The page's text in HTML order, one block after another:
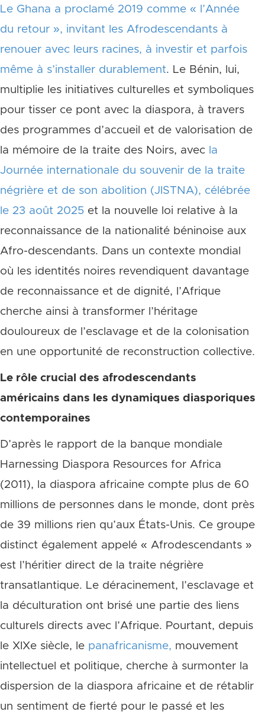
Le Ghana a proclamé 2019 comme « l’Année
du retour », invitant les Afrodescendants à
renouer avec leurs racines, à investir et parfois
même à s’installer durablement. Le Bénin, lui,
multiplie les initiatives culturelles et symboliques
pour tisser ce pont avec la diaspora, à travers
des programmes d’accueil et de valorisation de
la mémoire de la traite des Noirs, avec la
Journée internationale du souvenir de la traite
négrière et de son abolition (JISTNA), célébrée
le 23 août 2025 et la nouvelle loi relative à la
reconnaissance de la nationalité béninoise aux
Afro-descendants. Dans un contexte mondial
où les identités noires revendiquent davantage
de reconnaissance et de dignité, l’Afrique
cherche ainsi à transformer l’héritage
douloureux de l’esclavage et de la colonisation
en une opportunité de reconstruction collective.
Le rôle crucial des afrodescendants
américains dans les dynamiques diasporiques
contemporaines
D’après le rapport de la banque mondiale
Harnessing Diaspora Resources for Africa
(2011), la diaspora africaine compte plus de 60
millions de personnes dans le monde, dont près
de 39 millions rien qu’aux États-Unis. Ce groupe
distinct également appelé « Afrodescendants »
est l’héritier direct de la traite négrière
transatlantique. Le déracinement, l’esclavage et
la déculturation ont brisé une partie des liens
culturels directs avec l’Afrique. Pourtant, depuis
le XIXe siècle, le panafricanisme, mouvement
intellectuel et politique, cherche à surmonter la
dispersion de la diaspora africaine et de rétablir
un sentiment de fierté pour le passé et les